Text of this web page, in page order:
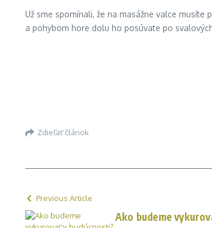
Už sme spomínali, že na masážne valce
a pohybom hore dolu ho posúvate po
Zdieľať článok
Previous Article
Ako budeme